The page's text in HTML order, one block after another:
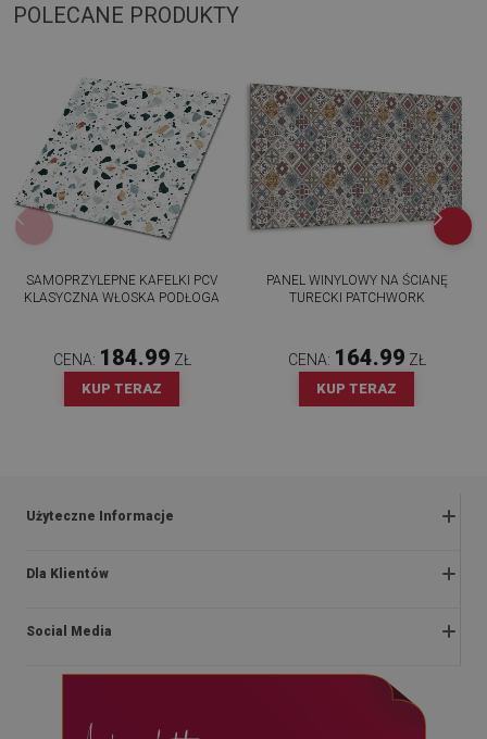
POLECANE PRODUKTY
SAMOPRZYLEPNE KAFELKI PCV
KLASYCZNA WŁOSKA PODŁOGA
CENA: 184.99 ZŁ
KUP TERAZ
PANEL WINYLOWY NA ŚCIANĘ
TURECKI PATCHWORK
CENA: 164.99 ZŁ
KUP TERAZ
Użyteczne Informacje
Zwroty i reklamacje
Polityka prywatności i cookies
Dla Klientów
O nas
Social Media
instagram